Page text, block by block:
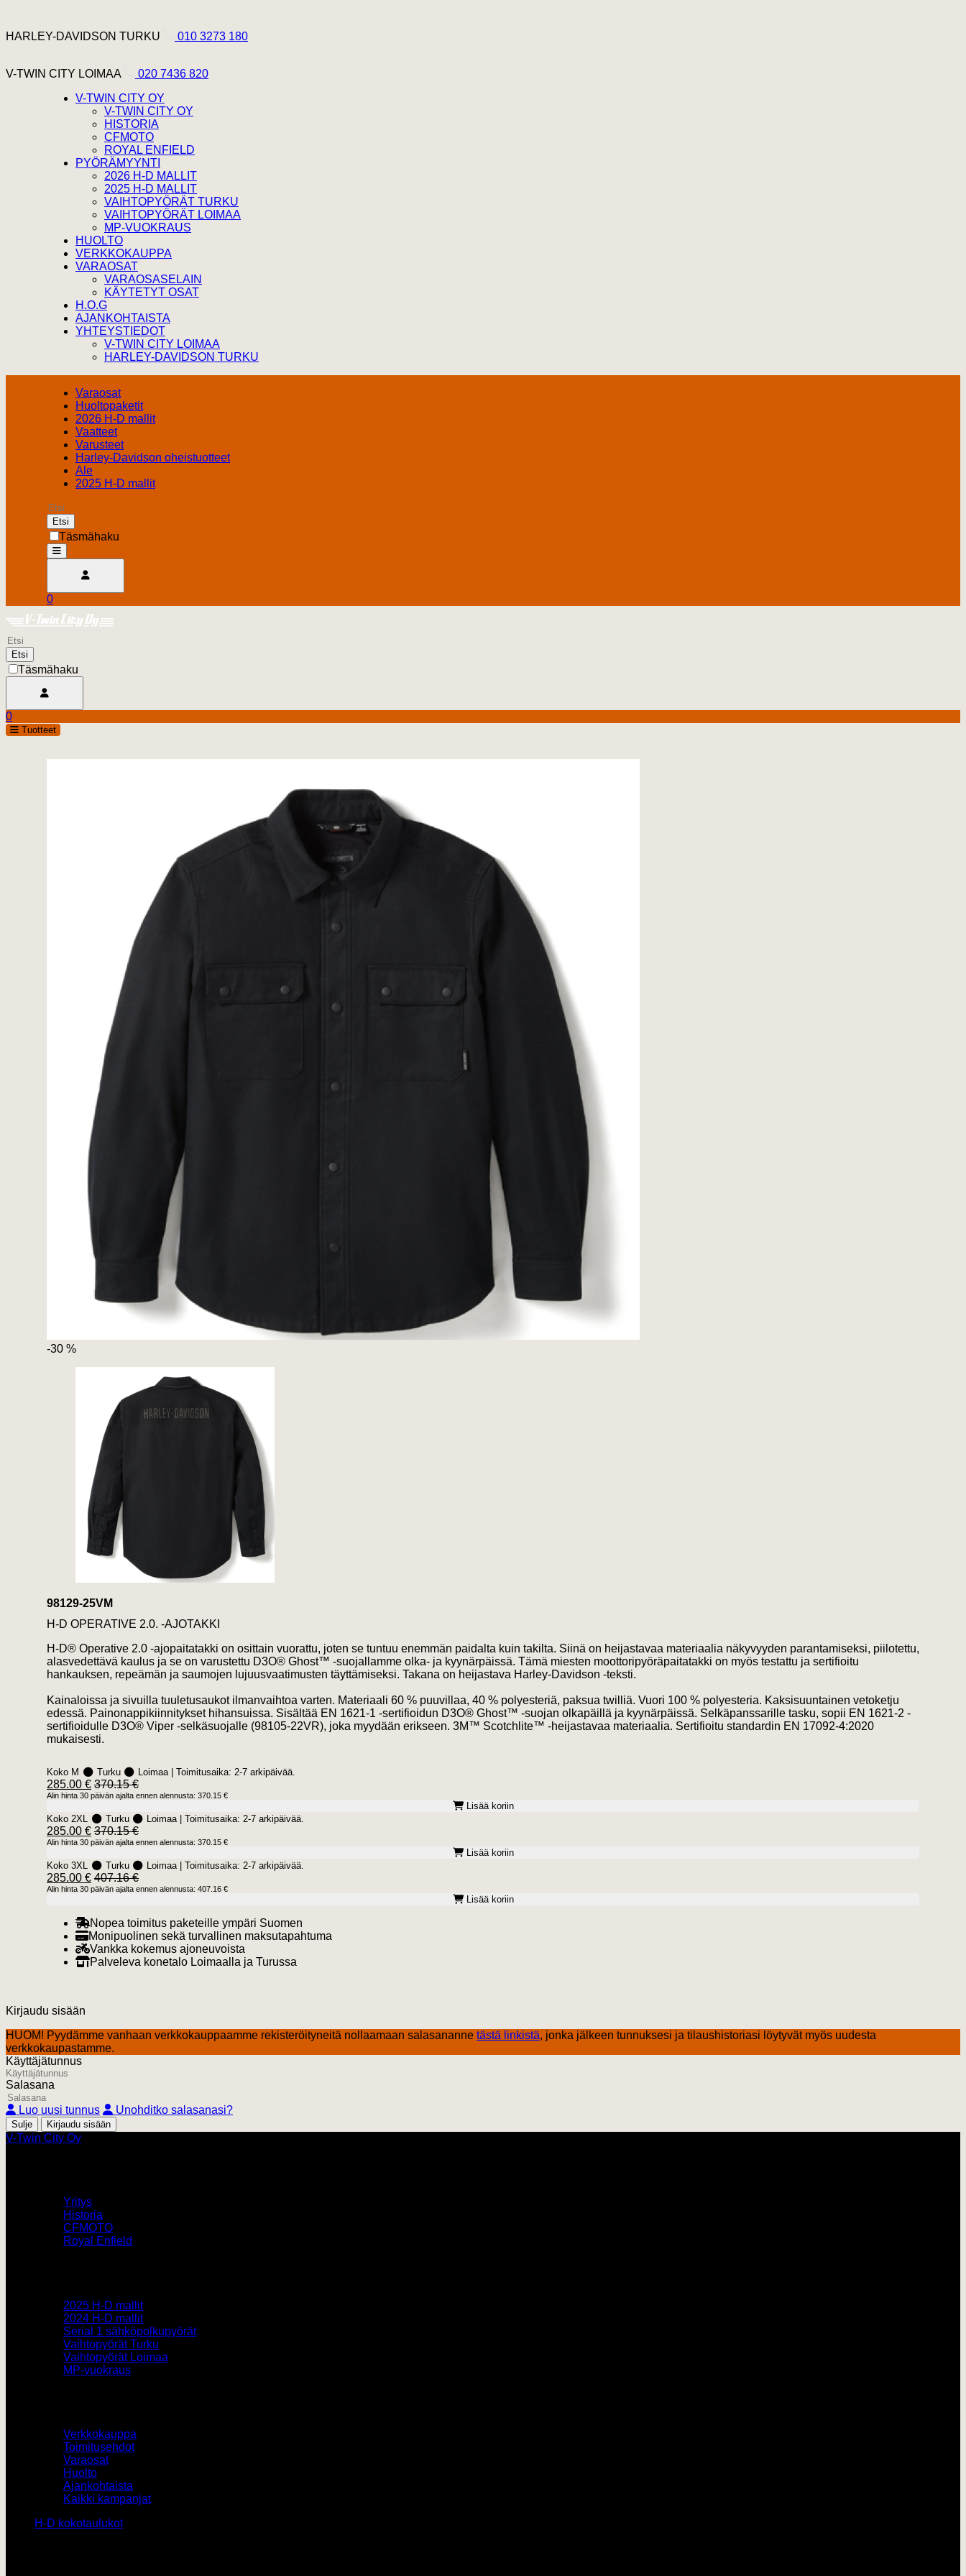
HARLEY-DAVIDSON TURKU
010 3273 180
V-TWIN CITY LOIMAA
020 7436 820
V-TWIN CITY OY
V-TWIN CITY OY
HISTORIA
CFMOTO
ROYAL ENFIELD
PYÖRÄMYYNTI
2026 H-D MALLIT
2025 H-D MALLIT
VAIHTOPYÖRÄT TURKU
VAIHTOPYÖRÄT LOIMAA
MP-VUOKRAUS
HUOLTO
VERKKOKAUPPA
VARAOSAT
VARAOSASELAIN
KÄYTETYT OSAT
H.O.G
AJANKOHTAISTA
YHTEYSTIEDOT
V-TWIN CITY LOIMAA
HARLEY-DAVIDSON TURKU
Varaosat
Huoltopaketit
2026 H-D mallit
Vaatteet
Varusteet
Harley-Davidson oheistuotteet
Ale
2025 H-D mallit
Etsi
Täsmähaku
open
Ostoskori
0.00 €
0
Harley Davidson Turku
Etsi
Täsmähaku
Ostoskori
0.00 €
0
openTuotteet
-30 %
98129-25VM
H-D OPERATIVE 2.0. -AJOTAKKI
H-D® Operative 2.0 -ajopaitatakki on osittain vuorattu, joten se tuntuu enemmän paidalta kuin takilta. Siinä on heijastavaa materiaalia näkyvyyden parantamiseksi, piilotettu,
alasvedettävä kaulus ja se on varustettu D3O® Ghost™ -suojallamme olka- ja kyynärpäissä. Tämä miesten moottoripyöräpaitatakki on myös testattu ja sertifioitu
hankauksen, repeämän ja saumojen lujuusvaatimusten täyttämiseksi. Takana on heijastava Harley-Davidson -teksti.
Kainaloissa ja sivuilla tuuletusaukot ilmanvaihtoa varten. Materiaali 60 % puuvillaa, 40 % polyesteriä, paksua twilliä. Vuori 100 % polyesteria. Kaksisuuntainen vetoketju
edessä. Painonappikiinnitykset hihansuissa. Sisältää EN 1621-1 -sertifioidun D3O® Ghost™ -suojan olkapäillä ja kyynärpäissä. Selkäpanssarille tasku, sopii EN 1621-2 -
sertifioidulle D3O® Viper -selkäsuojalle (98105-22VR), joka myydään erikseen. 3M™ Scotchlite™ -heijastavaa materiaalia. Sertifioitu standardin EN 17092-4:2020
mukaisesti.
Koko M Turku Loimaa | Toimitusaika: 2-7 arkipäivää.
285.00 € 370.15 €
Alin hinta 30 päivän ajalta ennen alennusta: 370.15 €
Lisää koriin
Koko 2XL
Turku Loimaa | Toimitusaika: 2-7 arkipäivää.
285.00 € 370.15 €
Alin hinta 30 päivän ajalta ennen alennusta: 370.15 €
Lisää koriin
Koko 3XL
Turku Loimaa | Toimitusaika: 2-7 arkipäivää.
285.00 € 407.16 €
Alin hinta 30 päivän ajalta ennen alennusta: 407.16 €
Lisää koriin
Nopea toimitus paketeille ympäri Suomen
Monipuolinen sekä turvallinen maksutapahtuma
Vankka kokemus ajoneuvoista
Palveleva konetalo Loimaalla ja Turussa
Kirjaudu sisään
HUOM! Pyydämme vanhaan verkkokauppaamme rekisteröityneitä nollaamaan salasananne tästä linkistä, jonka jälkeen tunnuksesi ja tilaushistoriasi löytyvät myös uudesta
verkkokaupastamme.
Käyttäjätunnus
Salasana
Luo uusi tunnus Unohditko salasanasi?
Sulje
V-Twin City Oy
Yritys
Historia
CFMOTO
Royal Enfield
2025 H-D mallit
2024 H-D mallit
Serial 1 sähköpolkupyörät
Vaihtopyörät Turku
Vaihtopyörät Loimaa
MP-vuokraus
Verkkokauppa
Toimitusehdot
Varaosat
Huolto
Ajankohtaista
Kaikki kampanjat
H-D kokotaulukot